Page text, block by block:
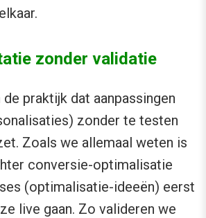
zonder validatie
praktijk dat aanpassingen
zonder te testen
Zoals we allemaal weten is
conversie-optimalisatie
(optimalisatie-ideeën) eerst
live gaan. Zo valideren we